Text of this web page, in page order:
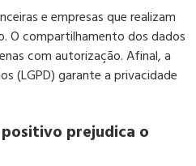
e empresas que realizam
O compartilhamento dos dados
com autorização. Afinal, a
(LGPD) garante a privacidade
prejudica o